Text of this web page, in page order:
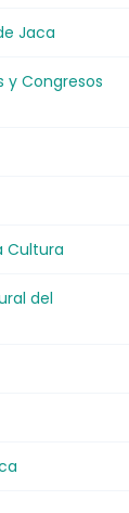
Jaca
y Congresos
Cultura
del